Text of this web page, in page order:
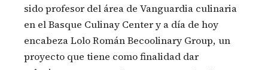
sido profesor del área de Vanguardia culinaria
en el Basque Culinay Center y a día de hoy
encabeza Lolo Román Becoolinary Group, un
proyecto que tiene como finalidad dar